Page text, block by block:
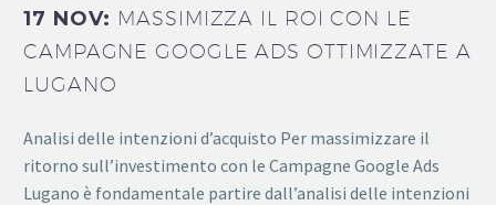
17 NOV: MASSIMIZZA IL ROI CON LE
CAMPAGNE GOOGLE ADS OTTIMIZZATE A
LUGANO
Analisi delle intenzioni d’acquisto Per massimizzare il
ritorno sull’investimento con le Campagne Google Ads
Lugano è fondamentale partire dall’analisi delle intenzioni